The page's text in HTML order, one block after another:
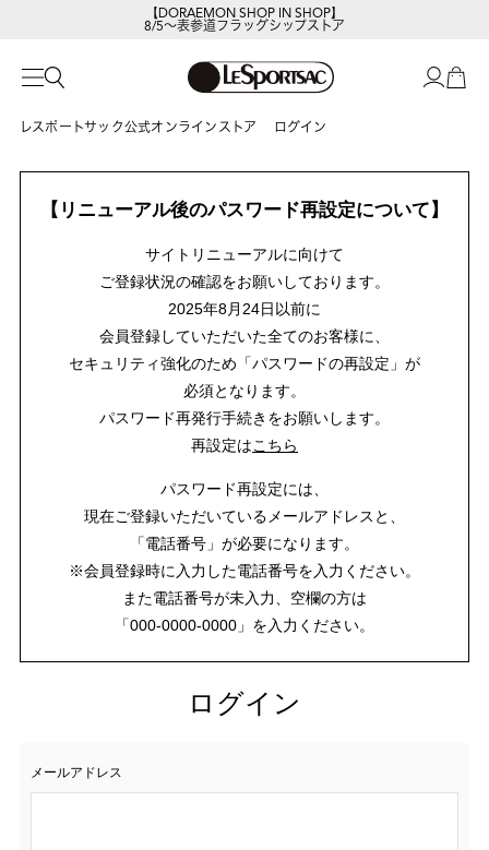
【DORAEMON SHOP IN SHOP】
8/5～表参道フラッグシップストア
レスポートサック公式オンラインストア ログイン
【リニューアル後のパスワード再設定について】
サイトリニューアルに向けて
ご登録状況の確認をお願いしております。
2025年8月24日以前に
会員登録していただいた全てのお客様に、
セキュリティ強化のため「パスワードの再設定」が
必須となります。
パスワード再発行手続きをお願いします。
再設定はこちら
パスワード再設定には、
現在ご登録いただいているメールアドレスと、
「電話番号」が必要になります。
※会員登録時に入力した電話番号を入力ください。
また電話番号が未入力、空欄の方は
「000-0000-0000」を入力ください。
ログイン
メールアドレス